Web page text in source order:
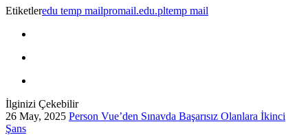
Etiketleredu temp mailpromail.edu.pltemp mail
İlginizi Çekebilir
26 May, 2025 Person Vue’den Sınavda Başarısız Olanlara İkinci
Şans